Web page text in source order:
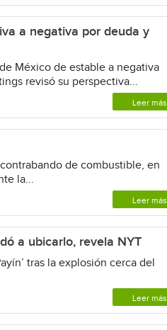
a negativa por deuda y
México de estable a negativa
revisó su perspectiva...
Leer más
de combustible, en
la...
Leer más
a ubicarlo, revela NYT
tras la explosión cerca del
Leer más